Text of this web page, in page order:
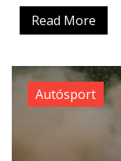
Read More
Autósport